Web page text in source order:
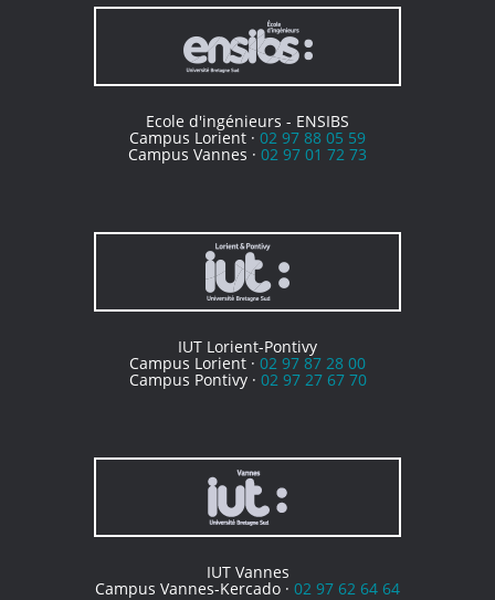
Ecole d'ingénieurs - ENSIBS
Campus Lorient · 02 97 88 05 59
Campus Vannes · 02 97 01 72 73
IUT Lorient-Pontivy
Campus Lorient · 02 97 87 28 00
Campus Pontivy · 02 97 27 67 70
IUT Vannes
Campus Vannes-Kercado · 02 97 62 64 64